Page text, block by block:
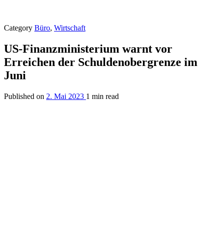
Category Büro, Wirtschaft
US-Finanzministerium warnt vor
Erreichen der Schuldenobergrenze im
Juni
Published on 2. Mai 2023 1 min read